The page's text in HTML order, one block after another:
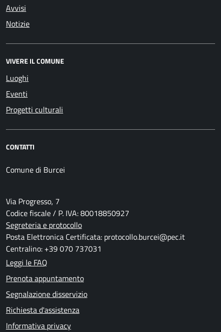
Avvisi
Notizie
VIVERE IL COMUNE
Luoghi
Eventi
Progetti culturali
CONTATTI
Comune di Burcei
Via Progresso, 7
Codice fiscale / P. IVA: 80018850927
Segreteria e protocollo
Posta Elettronica Certificata: protocollo.burcei@pec.it
Centralino: +39 070 737031
Leggi le FAQ
Prenota appuntamento
Segnalazione disservizio
Richiesta d'assistenza
Informativa privacy